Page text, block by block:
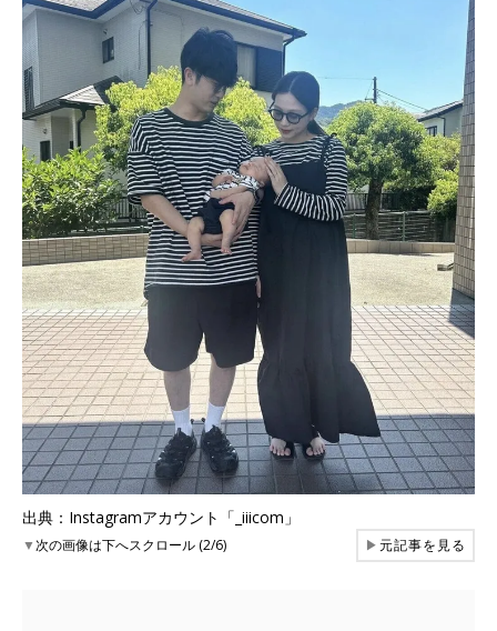
出典：Instagramアカウント「_iiicom」
▼次の画像は下へスクロール (2/6) ▶元記事を見る